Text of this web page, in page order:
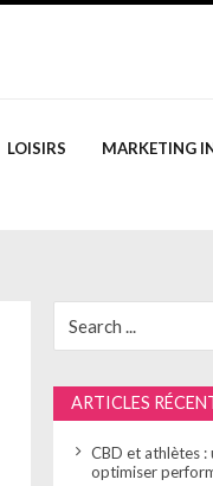
LOISIRS MARKETING
for:
ARTICLES
CBD et athlètes
optimiser